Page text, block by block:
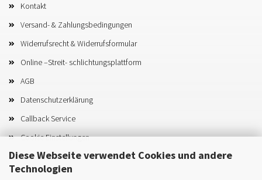
Diese Webseite verwendet Cookies und andere
Technologien
Kontakt
Versand- & Zahlungsbedingungen
Widerrufsrecht & Widerrufsformular
Online –Streit- schlichtungsplattform
AGB
Datenschutzerklärung
Callback Service
Cookie Einstellungen